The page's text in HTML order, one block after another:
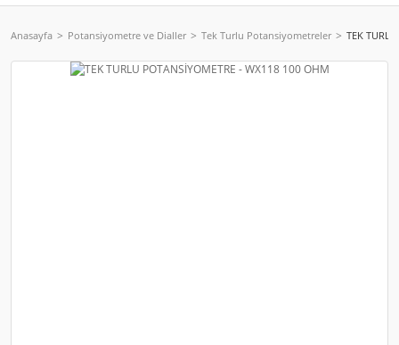
Anasayfa Potansiyometre ve Dialler Tek Turlu Potansiyometreler TEK